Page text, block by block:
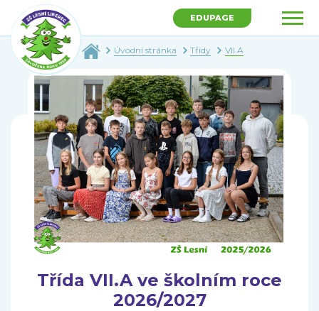
EDUPAGE
Úvodní stránka Třídy VII.A
Třída VII.A ve školním roce
2026/2027